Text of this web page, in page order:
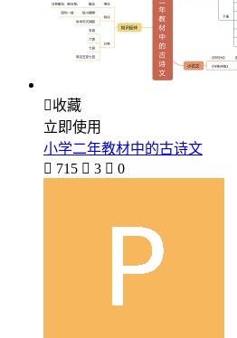
收藏
立即使用
小学二年教材中的古诗文
 715  3  0